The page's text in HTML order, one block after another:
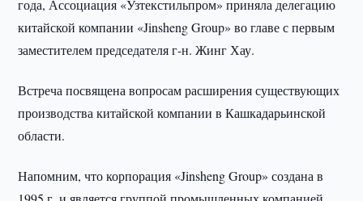
года, Ассоциация «Узтекстильпром» приняла делегацию
китайской компании «Jinsheng Group» во главе с первым
заместителем председателя г-н. Жинг Хау.
Встреча посвящена вопросам расширения существующих
производства китайской компании в Кашкадарьинской
области.
Напомним, что корпорация «Jinsheng Group» создана в